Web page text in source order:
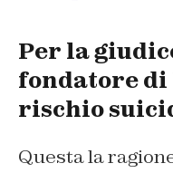
Per la
fondatore
rischio
Questa la